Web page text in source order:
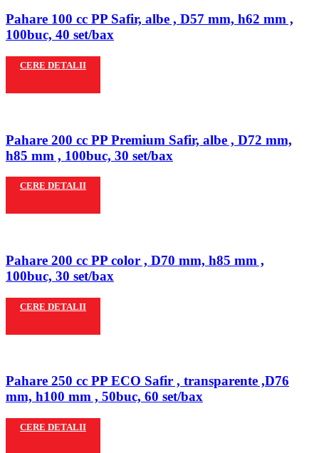
Pahare 100 cc PP Safir, albe , D57 mm, h62 mm ,
100buc, 40 set/bax
CERE DETALII
Pahare 200 cc PP Premium Safir, albe , D72 mm,
h85 mm , 100buc, 30 set/bax
CERE DETALII
Pahare 200 cc PP color , D70 mm, h85 mm ,
100buc, 30 set/bax
CERE DETALII
Pahare 250 cc PP ECO Safir , transparente ,D76
mm, h100 mm , 50buc, 60 set/bax
CERE DETALII